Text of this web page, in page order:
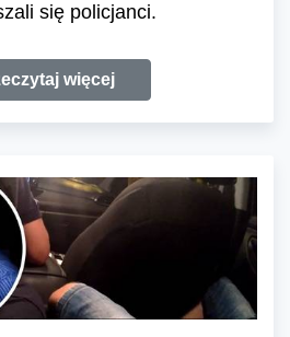
się policjanci.
więcej